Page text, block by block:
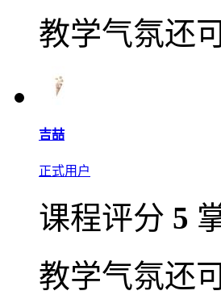
教学气氛还
吉喆
正式用户
课程评分 5
教学气氛还